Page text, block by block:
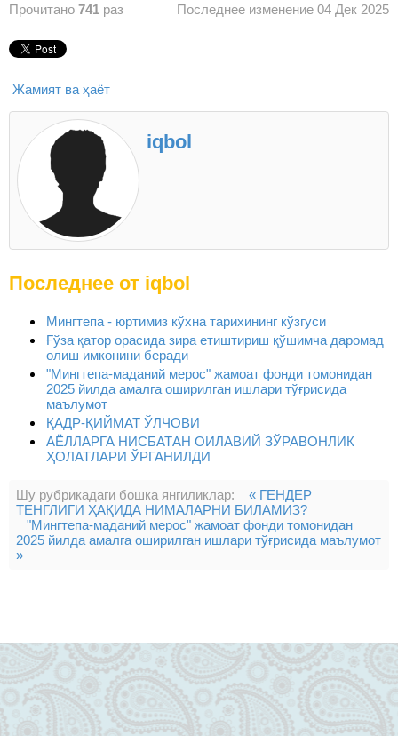
Прочитано 741 раз Последнее изменение 04 Дек 2025
Жамият ва ҳаёт
iqbol
Последнее от iqbol
Мингтепа - юртимиз кўхна тарихининг кўзгуси
Ғўза қатор орасида зира етиштириш қўшимча даромад
олиш имконини беради
"Мингтепа-маданий мерос" жамоат фонди томонидан
2025 йилда амалга оширилган ишлари тўғрисида
маълумот
ҚАДР-ҚИЙМАТ ЎЛЧОВИ
АЁЛЛАРГА НИСБАТАН ОИЛАВИЙ ЗЎРАВОНЛИК
ҲОЛАТЛАРИ ЎРГАНИЛДИ
Шу рубрикадаги бошка янгиликлар:
« ГЕНДЕР
ТЕНГЛИГИ ҲАҚИДА НИМАЛАРНИ БИЛАМИЗ?
"Мингтепа-маданий мерос" жамоат фонди томонидан
2025 йилда амалга оширилган ишлари тўғрисида маълумот
»